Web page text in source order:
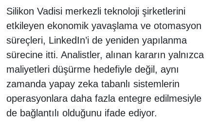
Silikon Vadisi merkezli teknoloji şirketlerini
etkileyen ekonomik yavaşlama ve otomasyon
süreçleri, LinkedIn’i de yeniden yapılanma
sürecine itti. Analistler, alınan kararın yalnızca
maliyetleri düşürme hedefiyle değil, aynı
zamanda yapay zeka tabanlı sistemlerin
operasyonlara daha fazla entegre edilmesiyle
de bağlantılı olduğunu ifade ediyor.